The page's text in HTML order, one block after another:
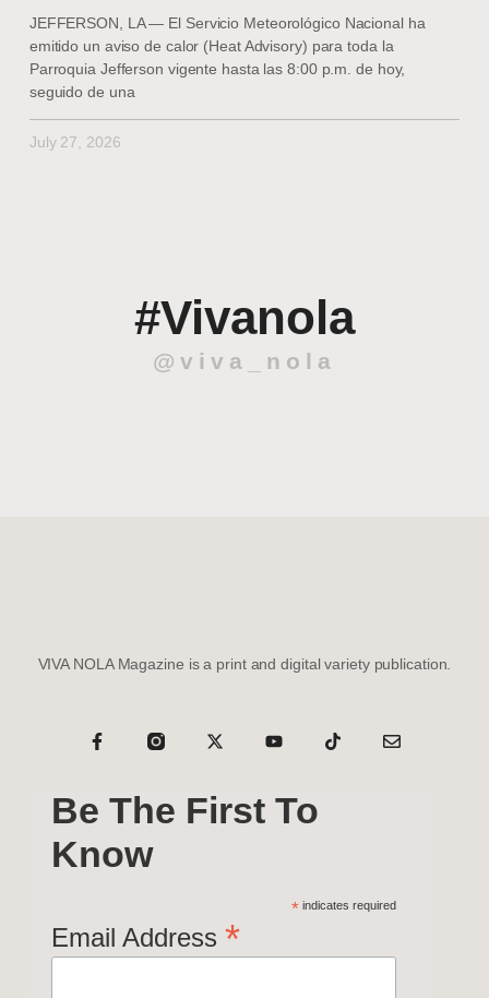
JEFFERSON, LA — El Servicio Meteorológico Nacional ha
emitido un aviso de calor (Heat Advisory) para toda la
Parroquia Jefferson vigente hasta las 8:00 p.m. de hoy,
seguido de una
July 27, 2026
#Vivanola
@viva_nola
VIVA NOLA Magazine is a print and digital variety publication.
Be The First To
Know
* indicates required
Email Address *